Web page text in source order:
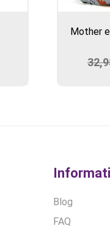
Mother
Blog
FAQ